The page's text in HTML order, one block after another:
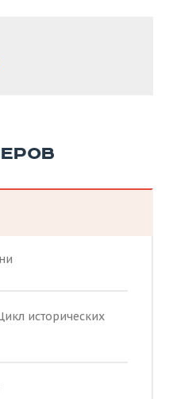
исторических